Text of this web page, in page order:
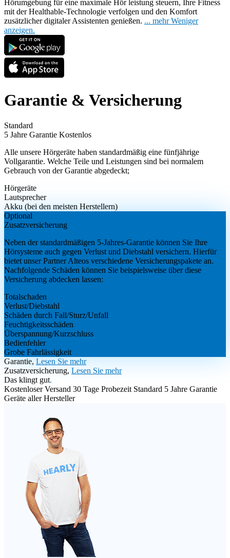
Hörumgebung für eine maximale Hör leistung steuern, Ihre Fitness
mit der Healthable-Technologie verfolgen und den Komfort
zusätzlicher digitaler Assistenten genießen. ... mehr Weniger
anzeigen.
Garantie & Versicherung
Standard
5 Jahre Garantie Kostenlos
Alle unsere Hörgeräte haben standardmäßig eine fünfjährige
Vollgarantie. Welche Teile und Leistungen sind bei normalem
Gebrauch von der Garantie abgedeckt;
Hörgeräte
Lautsprecher
Akku (bei den meisten Herstellern)
Optional
Zusatzversicherung
Neben der standardmäßigen 5-Jahres-Garantie können Sie Ihre
Hörsysteme auch gegen Verlust und Diebstahl versichern. Hierfür
bietet unser Partner Alteos verschiedene Versicherungspakete an.
Nachfolgende Schäden können Sie beispielsweise über diese
Versicherung abdecken lassen:
Totalschaden
Verlust/Diebstahl
Schäden durch Fall/Sturz/Unfall
Feuchtigkeitsschäden
Überspannung/Kurzschluss
Bedienfehler
Grobe Fahrlässigkeit
Garantie, Lesen Sie mehr
Zusatzversicherung, Lesen Sie mehr
Das klingt gut.
Kostenloser Versand 30 Tage Probezeit Standard 5 Jahre Garantie
Geräte aller Hersteller